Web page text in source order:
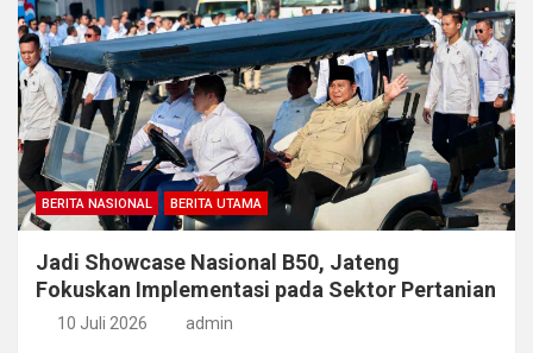
BERITA NASIONAL BERITA UTAMA
Jadi Showcase Nasional B50, Jateng
Fokuskan Implementasi pada Sektor Pertanian
10 Juli 2026 admin